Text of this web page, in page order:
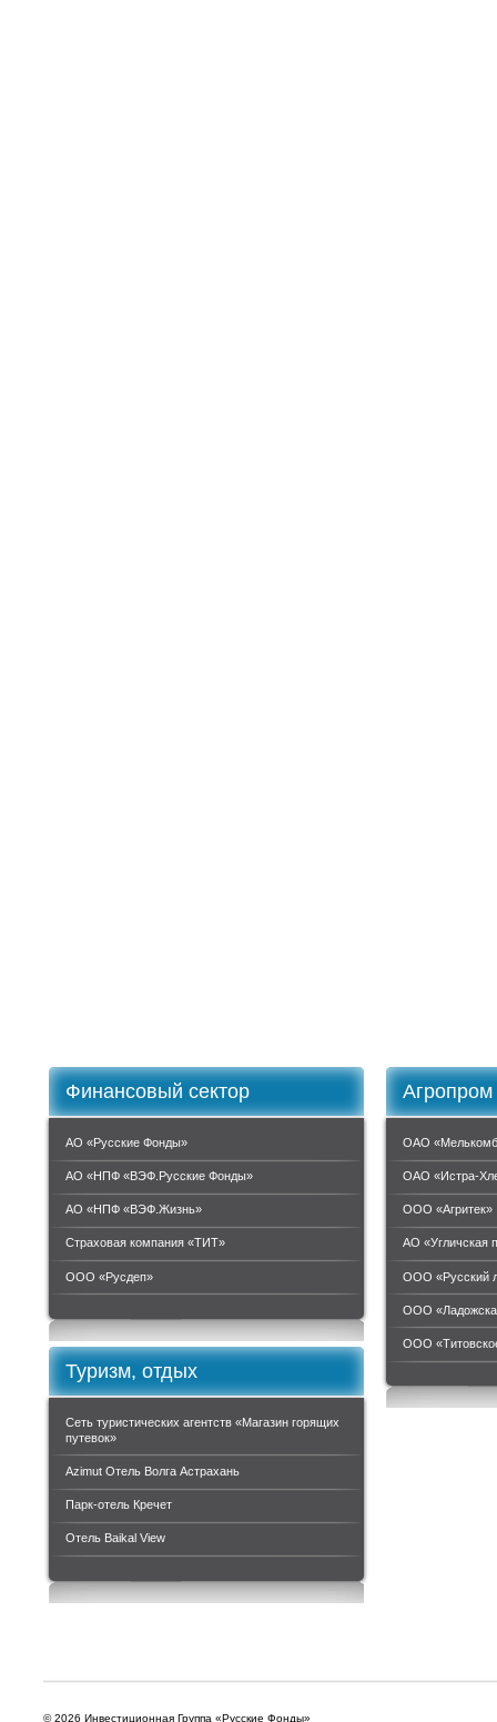
Финансовый сектор
АО «Русские Фонды»
АО «НПФ «ВЭФ.Русские Фонды»
АО «НПФ «ВЭФ.Жизнь»
Страховая компания «ТИТ»
ООО «Руcдеп»
Агропром
ОАО
ОАО «Истра-
ООО «Агритек»
АО «Угличская
ООО «Русский
ООО
ООО
Туризм, отдых
Сеть туристических агентств «Магазин горящих
путевок»
Azimut Отель Волга Астрахань
Парк-отель Кречет
Отель Baikal View
© 2026 Инвестиционная Группа «Русские Фонды»